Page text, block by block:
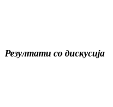
Резултати со дискусија